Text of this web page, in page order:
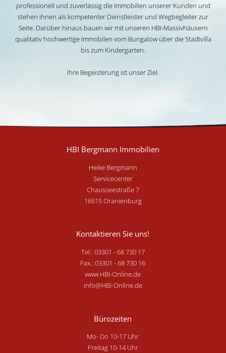
professionell und zuverlässig die Immobilien unserer Kunden und
stehen ihnen als kompetenter Dienstleister und Wegbegleiter zur
Seite. Darüber hinaus bauen wir mit unseren HBI-Massivhäusern
qualitativ hochwertige Immobilen vom Bungalow über die Stadtvilla
bis zum Kindergarten.
Ihre Begeisterung ist unser Ziel.
HBI Bergmann Immobilien
Heike Bergmann
Servicecenter
Chausseestraße 7
16515 Oranienburg
Kontaktieren Sie uns!
Tel.: 03301 - 68 730 17
Fax.: 03301 - 68 730 16
www.HBI-Online.de
info@HBI-Online.de
Bürozeiten
Mo- Do 10-17 Uhr
Freitag 10-14 Uhr